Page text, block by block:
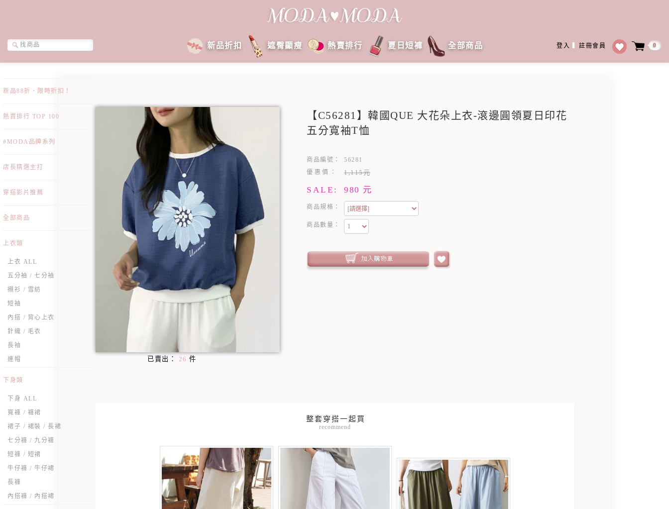
登入 註冊會員 0
新品折扣 遮臀顯瘦 熱賣排行 夏日短褲 全部商品
新品88折．限時折扣！
熱賣排行 TOP 100
#MODA品牌系列
店長精選主打
穿搭影片推薦
全部商品
上衣類
上衣 ALL
五分袖 / 七分袖
襯衫 / 雪紡
短袖
內搭 / 背心上衣
針織 / 毛衣
長袖
連帽
下身類
下身 ALL
寬褲 / 褲裙
裙子 / 裙裝 / 長裙
七分褲 / 九分褲
短褲 / 短裙
牛仔褲 / 牛仔裙
長褲
內搭褲 / 內搭裙
已賣出： 26 件
【C56281】韓國QUE 大花朵上衣-滾邊圓領夏日印花
五分寬袖T恤
商品編號：
56281
優惠價：
1,115元
SALE: 980 元
商品規格：
商品數量：
recommend